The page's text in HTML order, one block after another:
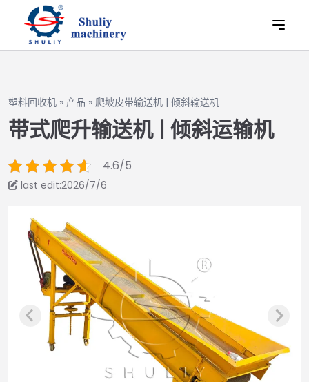
塑料回收机 » 产品 » 爬坡皮带输送机 | 倾斜输送机
带式爬升输送机 | 倾斜运输机
4.6/5
last edit:2026/7/6